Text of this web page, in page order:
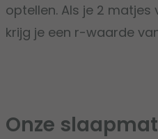
optellen. Als je 2 matjes
krijg je een r-waarde
Onze